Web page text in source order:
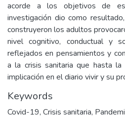
acorde a los objetivos de
investigación dio como
construyeron los adultos
nivel cognitivo, conductual y
reflejados en pensamientos y
a la crisis sanitaria que hasta la
implicación en el diario vivir y su
Keywords
Covid-19, Crisis sanitaria,